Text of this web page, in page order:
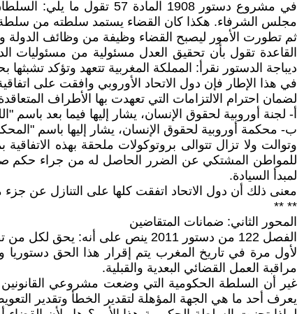
مجلس الشرفاء. هكذا كان القضاء يستمد سلطته من سلطة
ثم تطورت الأمور ليصبح القضاء وظيفة من وظائف الدولة
القاعدة تقول بأن تحقيق العدل مسئولية من مسئوليات
ديباجة الدستور نقرأ: المملكة المغربية تتعهد وتؤكد
في هذا الإطار فإن دول الاتحاد الأوروبي وافقت على اتفاقية تسمى
لضمان احترام الالتزامات التي تعهدت بها الأطراف
أ- لجنة أوروبية لحقوق الإنسان، يشار إليها فيما بعد باسم
ب- محكمة أوروبية لحقوق الإنسان، يشار إليها باسم
وتوالت ولا تزال تتوالى بروتوكولات ملحقة بهذه
للمواطن المشتكي عن الضرر الحاصل له من جراء حكم
لمبدأ السيادة.
معنى ذلك أن دول الاتحاد اتفقت كلها على التنازل عن
** **
المحور الثاني: ضمانات المتقاضين
الفصل 122 من دستور 2011 ينص على أنه: يحق لكل من تضرر من خطإ قضائي الحصول على تعويض تتحمله الدولة.
لأول مرة في تاريخ المغرب يتم إقرار هذا الحق دستوريا
مراقبة العمل القضائي البعدية والقبلية.
يعرف أحد ما هي الجهة المؤهلة لتقدير الخطأ وتقدير